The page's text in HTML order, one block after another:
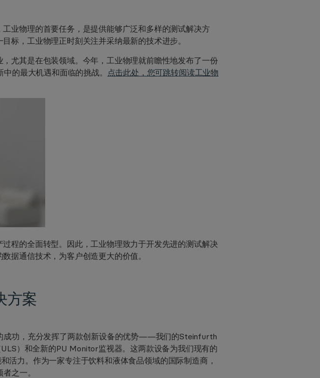
业物理的首要任务，是提供能够广泛和多样的测试解决方
标，工业物理正时刻关注并采纳最新的技术进步。
尤其是在包装领域。今年，工业物理就前瞻性地发布了一份
的最大机遇和面临的挑战。
点击此处，您可跳转阅读工业物
程的全面转型。因此，工业物理致力于开发先进的测试解决
据通信技术，为客户创造更大的价值。
方案
成功，充分发挥了两款创新设备的优势——我们的Steinfurth
）和全新的PU Monitor监视器。这两款设备为我们现有的
活力。作为一家专注于饮料和液体食品领域的国际制造商，
之一。